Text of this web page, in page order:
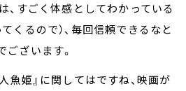
、すごく体感としてわかっている
くるので）、毎回信頼できるなと
ざいます。
魚姫』に関してはですね、映画が